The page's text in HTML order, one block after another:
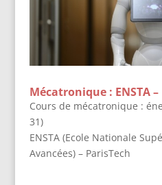
Mécatronique : ENSTA –
Cours de mécatronique :
31)
ENSTA (Ecole Nationale
Avancées) – ParisTech